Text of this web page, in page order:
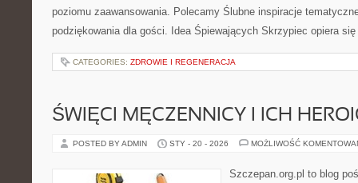
poziomu zaawansowania. Polecamy Ślubne inspiracje
podziękowania dla gości. Idea Śpiewających Skrzypiec opiera
CATEGORIES: ZDROWIE I REGENERACJA
ŚWIĘCI MĘCZENNICY I ICH
POSTED BY ADMIN STY - 20 - 2026 MOŻLIWOŚĆ
Szczepan.org.pl to blog